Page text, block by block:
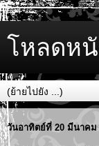
โหลดห
วันอาทิตย์ที่ 20 มีนาคม